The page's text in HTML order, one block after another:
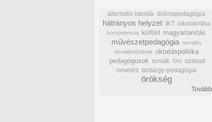
alternatív iskolák drámapedagógia
hátrányos helyzet IKT iskolakritika
kompetencia külföld magyartanítás
művészetpedagógia
nevelés
neveléstörténet oktatáspolitika
pedagógusok romák SNI szabad
nevelés tantárgy-pedagógia
örökség
Tovább